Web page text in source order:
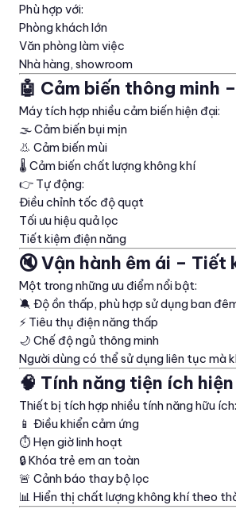
Phù hợp với:
Phòng khách lớn
Văn phòng làm việc
Nhà hàng, showroom
🤖 Cảm biến thông minh
Máy tích hợp nhiều cảm biến hiện đại:
🌫️ Cảm biến bụi mịn
👃 Cảm biến mùi
🌡️ Cảm biến chất lượng không khí
👉 Tự động:
Điều chỉnh tốc độ quạt
Tối ưu hiệu quả lọc
Tiết kiệm điện năng
🔇 Vận hành êm ái – Tiết
Một trong những ưu điểm nổi bật:
🔕 Độ ồn thấp, phù hợp sử dụng ban
⚡ Tiêu thụ điện năng thấp
🌙 Chế độ ngủ thông minh
Người dùng có thể sử dụng liên tục mà
🧠 Tính năng tiện ích
Thiết bị tích hợp nhiều tính năng hữu ích:
📱 Điều khiển cảm ứng
⏱️ Hẹn giờ linh hoạt
🔒 Khóa trẻ em an toàn
🚨 Cảnh báo thay bộ lọc
📊 Hiển thị chất lượng không khí theo